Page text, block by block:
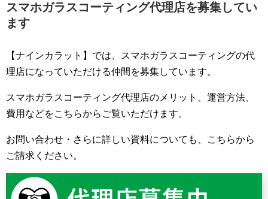
スマホガラスコーティング代理店を募集してい
ます
【ナインカラット】では、スマホガラスコーティングの代
理店になっていただける仲間を募集しています。
スマホガラスコーティング代理店のメリット、運営方法、
費用などをこちらからご覧いただけます。
お問い合わせ・さらに詳しい資料についても、こちらから
ご請求ください。